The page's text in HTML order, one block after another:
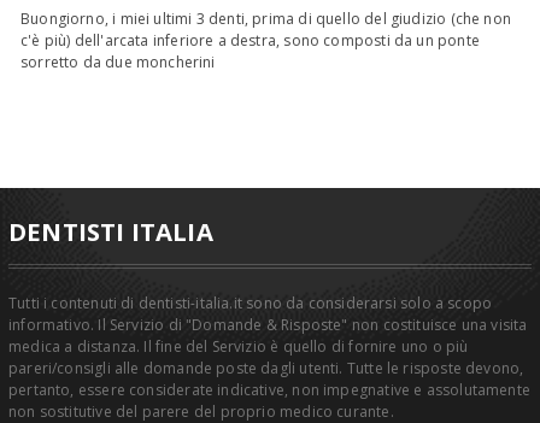
Buongiorno, i miei ultimi 3 denti, prima di quello del giudizio (che non
c'è più) dell'arcata inferiore a destra, sono composti da un ponte
sorretto da due moncherini
DENTISTI ITALIA
Tutti i contenuti di dentisti-italia.it sono da considerarsi solo a scopo
informativo. Il Servizio di "Domande & Risposte" non costituisce una visita
medica a distanza. Il fine del Servizio è quello di fornire uno o più
pareri/consigli alle domande poste dagli utenti. Tutte le risposte devono,
pertanto, essere considerate indicative, non impegnative e assolutamente
non sostitutive del parere del proprio medico curante.